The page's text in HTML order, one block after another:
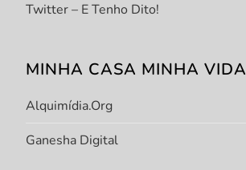
Twitter – E Tenho Dito!
MINHA CASA MINHA VIDA
Alquimídia.org
Ganesha Digital